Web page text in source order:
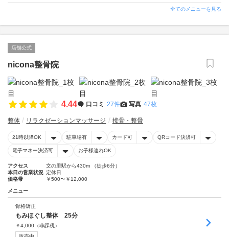
全てのメニューを見る
店舗公式
nicona整骨院
4.44 口コミ 27件 写真 47枚
整体 リラクゼーションマッサージ 接骨・整骨
21時以降OK 駐車場有 カード可 QRコード決済可
電子マネー決済可 お子様連れOK
アクセス
文の里駅から430m （徒歩6分）
本日の営業状況 定休日
価格帯
￥500〜￥12,000
メニュー
骨格矯正
もみほぐし整体 25分
￥4,000 （非課税）